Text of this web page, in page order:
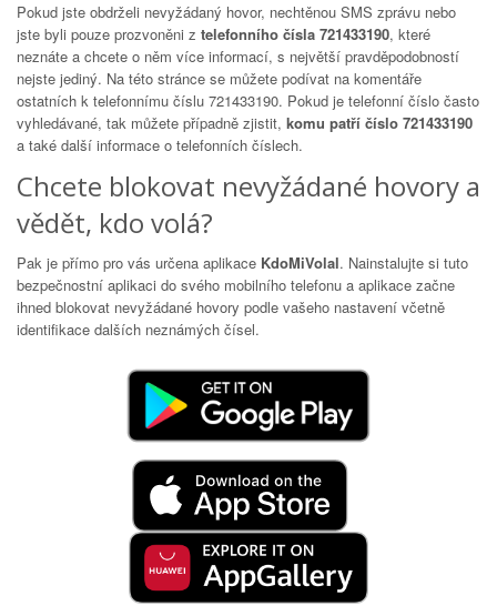
Pokud jste obdrželi nevyžádaný hovor, nechtěnou SMS zprávu nebo
jste byli pouze prozvoněni z telefonního čísla 721433190, které
neznáte a chcete o něm více informací, s největší pravděpodobností
nejste jediný. Na této stránce se můžete podívat na komentáře
ostatních k telefonnímu číslu 721433190. Pokud je telefonní číslo často
vyhledávané, tak můžete případně zjistit, komu patří číslo 721433190
a také další informace o telefonních číslech.
Chcete blokovat nevyžádané hovory a
vědět, kdo volá?
Pak je přímo pro vás určena aplikace KdoMiVolal. Nainstalujte si tuto
bezpečnostní aplikaci do svého mobilního telefonu a aplikace začne
ihned blokovat nevyžádané hovory podle vašeho nastavení včetně
identifikace dalších neznámých čísel.